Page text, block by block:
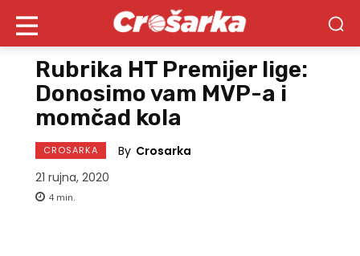
Rubrika HT Premijer lige:
Donosimo vam MVP-a i
momčad kola
CROSARKA By Crosarka
21 rujna, 2020
4 min.